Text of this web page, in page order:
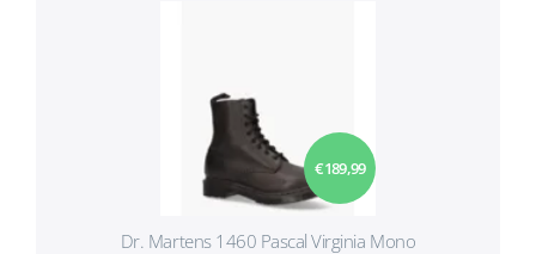
€ 189,99
Dr. Martens 1460 Pascal Virginia Mono